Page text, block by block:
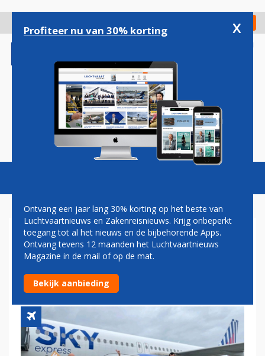
gaan
Check in
Magazine Podcasts Vacatures
SKY EXPRESS GESTART MET
CHARTERVLUCHTEN VANAF
GRONINGEN AIRPORT
Profiteer nu van 30% korting x
Ontvang een jaar lang 30% korting op het beste van
Luchtvaartnieuws en Zakenreisnieuws. Krijg onbeperkt
toegang tot al het nieuws en de bijbehorende Apps.
Ontvang tevens 12 maanden het Luchtvaartnieuws
Magazine in de mail of op de mat.
Bekijk aanbieding